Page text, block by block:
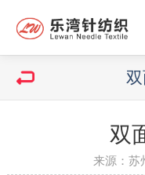
双
来源：苏